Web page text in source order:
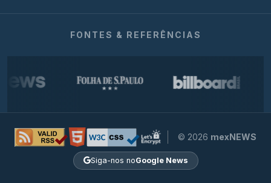
FONTES & REFERÊNCIAS
© 2026 mexNEWS
Siga-nos noGoogle News